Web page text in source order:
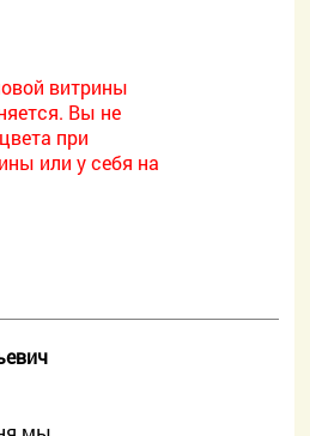
витрины
Вы не
при
или у себя на